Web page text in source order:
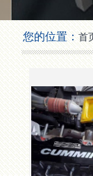
您的位置：首